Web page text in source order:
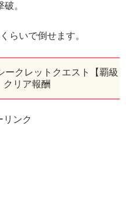
。
らいで倒せます。
ークレットクエスト【覇級
クリア報酬
リンク